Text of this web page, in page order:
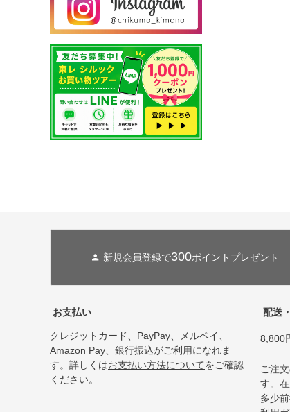
新規会員登録で300ポイントプレゼント
お支払い
クレジットカード、PayPay、メルペイ、
Amazon Pay、銀行振込がご利用になれま
す。詳しくはお支払い方法についてをご確認
ください。
配送
8,800
ご注
す。
多少